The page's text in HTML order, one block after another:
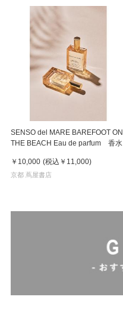
SENSO del MARE BAREFOOT ON
THE BEACH Eau de parfum 香水
￥10,000 (税込 ￥11,000)
京都 蔦屋書店